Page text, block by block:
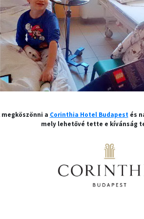
a Corinthia Hotel Budapestés
mely lehetővé tette e kívánság